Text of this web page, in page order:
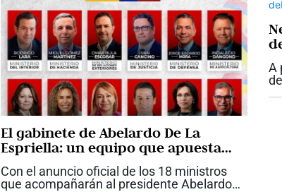
El gabinete de Abelardo De La
Espriella: un equipo que apuesta
por la experiencia para gobernar
Con el anuncio oficial de los 18 ministros
que acompañarán al presidente Abelardo
A